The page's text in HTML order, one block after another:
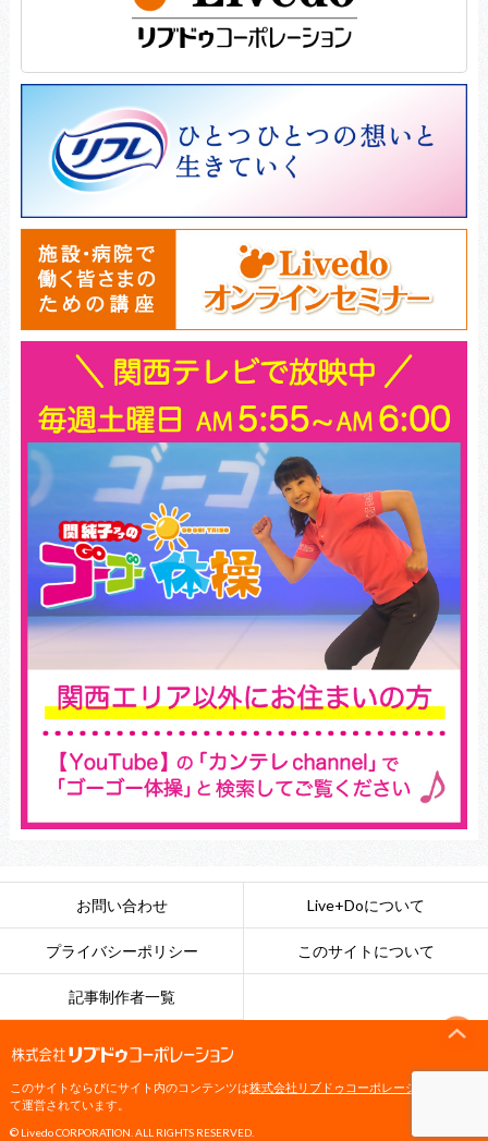
お問い合わせ Live+Doについて
プライバシーポリシー このサイトについて
記事制作者一覧
このサイトならびにサイト内のコンテンツは株式会社リブドゥコーポレーション
て運営されています。
© Livedo CORPORATION. ALL RIGHTS RESERVED.